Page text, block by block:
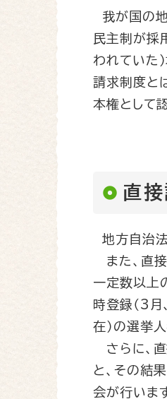
我が国の
民主制が採
われていた
請求制度と
本権として
直
地方自治法
また、直
一定数以上
時登録（3
在）の選挙
さらに、
と、その結
会が行います